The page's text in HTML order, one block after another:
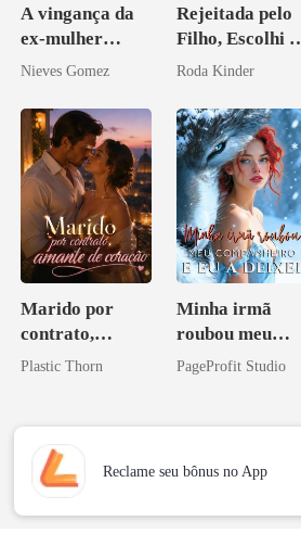
A vingança da
ex-mulher
curvilínea
Nieves Gomez
Rejeitada pelo
Filho, Escolhi o
Don
Roda Kinder
Marido por
contrato,
amante de
Plastic Thorn
Minha irmã
roubou meu
companheiro e
PageProfit Studio
Reclame seu bônus no App